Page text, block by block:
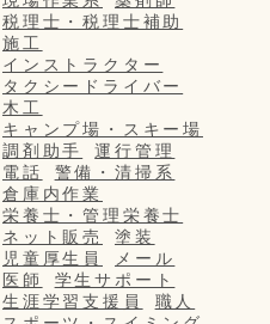
税理士・税理士補助
施工
インストラクター
タクシードライバー
木工
キャンプ場・スキー場
調剤助手
運行管理
電話
警備・清掃系
倉庫内作業
栄養士・管理栄養士
ネット販売
塗装
児童厚生員
メール
医師
学生サポート
生涯学習支援員
職人